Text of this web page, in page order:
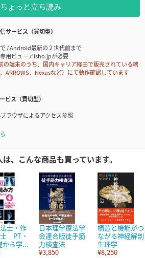
ちょっと立ち読み
サービス（買切型）
/ Android最新の２世代前まで
用ビューアisho.jpが必要
端末のうち、国内キャリア経由で販売されている端
ARROWS、Nexusなど）にて動作確認しています
ビス（買切型）
ラウザによるアクセス参照
、こんな商品も買っています。
士・作
PT・
から学...
日本理学療法学
会連合版徒手筋
力検査法
¥3,850
構造と機能がつ
ながる神経解剖
生理学
¥8,250